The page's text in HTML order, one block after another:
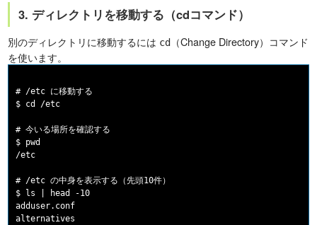
3. ディレクトリを移動する（cdコマンド）
別のディレクトリに移動するには cd
（Change Directory）コマンド
を使います。
# /etc に移動する
$ cd /etc
# 今いる場所を確認する
$ pwd
/etc
# /etc の中身を表示する（先頭10件）
$ ls | head -10
adduser.conf
alternatives